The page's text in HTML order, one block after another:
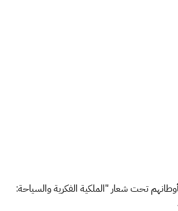
تحت شعار "الملكية الفكرية والسياحة: